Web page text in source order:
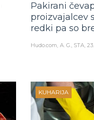
Pakirani
proizvajalcev
redki pa so
Hudo.com A. G., STA
KUHARIJA